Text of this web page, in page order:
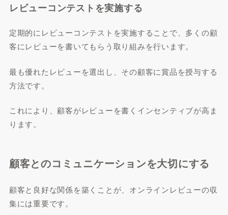
レビューコンテストを実施する
定期的にレビューコンテストを実施することで、多くの顧
客にレビューを書いてもらう取り組みを行います。
最も優れたレビューを選出し、その顧客に賞品を授与する
方法です。
これにより、顧客がレビューを書くインセンティブが高ま
ります。
顧客とのコミュニケーションを大切にする
顧客と良好な関係を築くことが、オンラインレビューの収
集には重要です。